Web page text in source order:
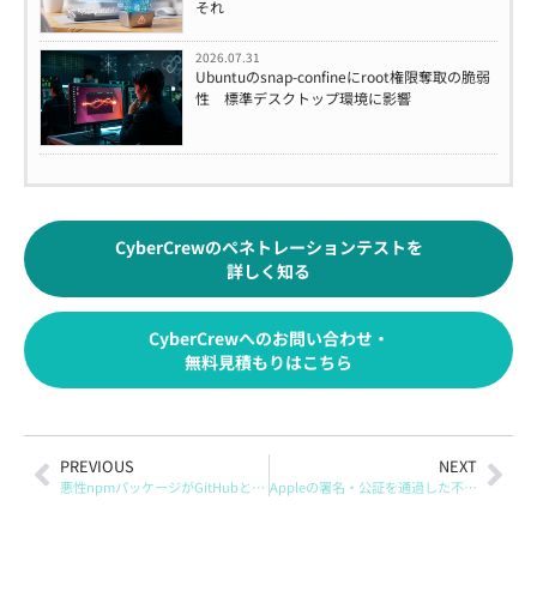
それ
2026.07.31
Ubuntuのsnap-confineにroot権限奪取の脆弱
性 標準デスクトップ環境に影響
CyberCrewのペネトレーションテストを
詳しく知る
CyberCrewへのお問い合わせ・
無料見積もりはこちら
PREVIOUS
悪性npmパッケージがGitHubとCI/CDへ拡散、IronWormとMiasmaを解説
NEXT
Appleの署名・公証を通過した不正アプリ「FlutterShell」、広告経由で感染を誘導